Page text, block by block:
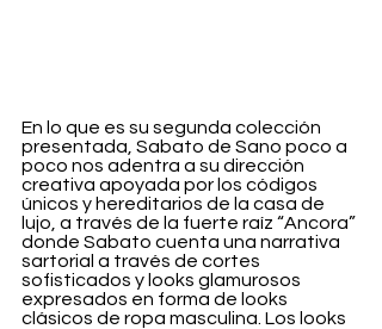
En lo que es su segunda colección
presentada, Sabato de Sano poco a
poco nos adentra a su dirección
creativa apoyada por los códigos
únicos y hereditarios de la casa de
lujo, a través de la fuerte raíz “Ancora”
donde Sabato cuenta una narrativa
sartorial a través de cortes
sofisticados y looks glamurosos
expresados en forma de looks
clásicos de ropa masculina. Los looks